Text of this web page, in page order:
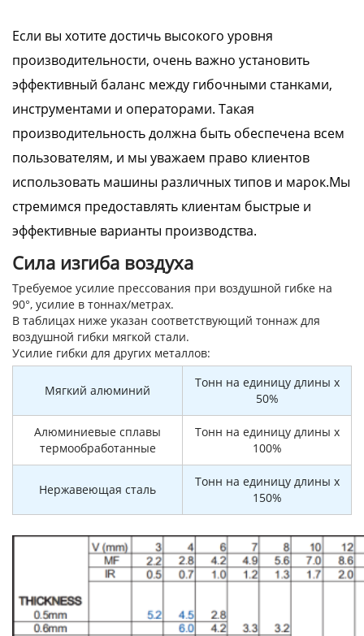
Если вы хотите достичь высокого уровня
производительности, очень важно установить
эффективный баланс между гибочными станками,
инструментами и операторами. Такая
производительность должна быть обеспечена всем
пользователям, и мы уважаем право клиентов
использовать машины различных типов и марок.Мы
стремимся предоставлять клиентам быстрые и
эффективные варианты производства.
Сила изгиба воздуха
Требуемое усилие прессования при воздушной гибке на
90°, усилие в тоннах/метрах.
В таблицах ниже указан соответствующий тоннаж для
воздушной гибки мягкой стали.
Усилие гибки для других металлов:
Мягкий алюминий
Тонн на единицу длины x
50%
Алюминиевые сплавы
термообработанные
Тонн на единицу длины x
100%
Нержавеющая сталь
Тонн на единицу длины x
150%